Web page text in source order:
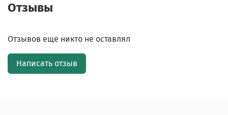
Отзывы
Отзывов еще никто не оставлял
Написать отзыв